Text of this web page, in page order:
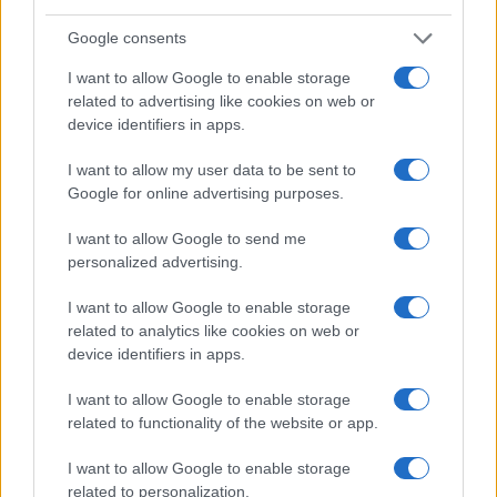
Google consents
I want to allow Google to enable storage
related to advertising like cookies on web or
device identifiers in apps.
I want to allow my user data to be sent to
Google for online advertising purposes.
I want to allow Google to send me
personalized advertising.
I want to allow Google to enable storage
related to analytics like cookies on web or
device identifiers in apps.
I want to allow Google to enable storage
related to functionality of the website or app.
I want to allow Google to enable storage
related to personalization.
I nostri cari
Giovannimaria Cabras